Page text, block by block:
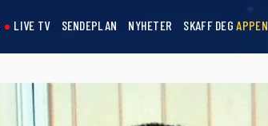
LIVE TV SENDEPLAN NYHETER SKAFF DEGAPPEN